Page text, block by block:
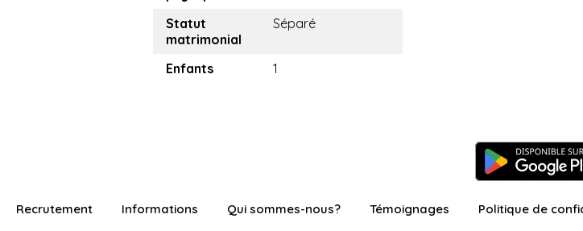
Statut
matrimonial
Séparé
Enfants 1
Recrutement Informations Qui sommes-nous? Témoignages Politique de